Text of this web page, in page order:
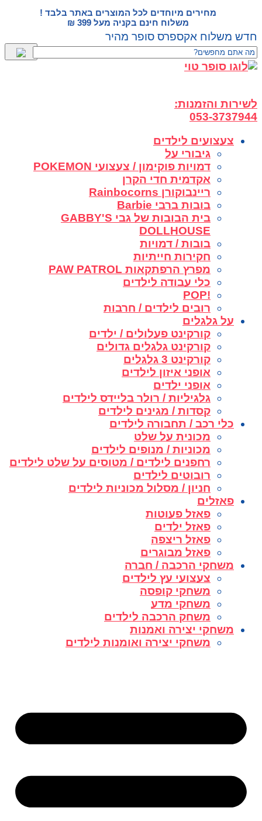
מחירים מיוחדים לכל המוצרים באתר בלבד !
משלוח חינם בקניה מעל 399 ₪
חדש משלוח אקספרס סופר מהיר
לשירות והזמנות:
053-3737944
צעצועים לילדים
גיבורי על
דמויות פוקימון / צעצועי POKEMON
אקדמית חדי הקרן
ריינבוקורן Rainbocorns
בובות ברבי Barbie
בית הבובות של גבי GABBY'S
DOLLHOUSE
בובות / דמויות
חקירות חייתיות
מפרץ הרפתקאות PAW PATROL
כלי עבודה לילדים
!POP
רובים לילדים / חרבות
על גלגלים
קורקינט פעלולים / ילדים
קורקינט גלגלים גדולים
קורקינט 3 גלגלים
אופני איזון לילדים
אופני ילדים
גלגיליות / רולר בליידס לילדים
קסדות / מגינים לילדים
כלי רכב / תחבורה לילדים
מכונית על שלט
מכוניות / מנופים לילדים
רחפנים לילדים / מטוסים על שלט לילדים
רובוטים לילדים
חניון / מסלול מכוניות לילדים
פאזלים
פאזל פעוטות
פאזל ילדים
פאזל ריצפה
פאזל מבוגרים
משחקי הרכבה / חברה
צעצועי עץ לילדים
משחקי קופסה
משחקי מדע
משחק הרכבה לילדים
משחקי יצירה ואמנות
משחקי יצירה ואומנות לילדים